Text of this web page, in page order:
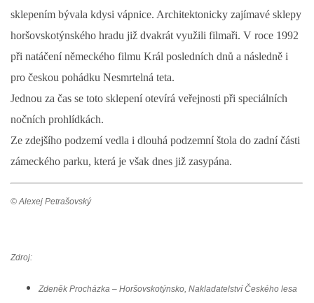
Kontakt:
tel. 773 916 275
info@domdej.cz
--------------------------------------------------------------
Tento projekt je realizován za finanční podpory
města Domažlice.
© 2026 eStránky.cz
sklepením bývala kdysi vápnice. Architektonicky zajímavé sklepy
horšovskotýnského hradu již dvakrát využili filmaři. V roce 1992
při natáčení německého filmu Král posledních dnů a následně i
pro českou pohádku Nesmrtelná teta.
Jednou za čas se toto sklepení otevírá veřejnosti při speciálních
nočních prohlídkách.
Ze zdejšího podzemí vedla i dlouhá podzemní štola do zadní části
zámeckého parku, která je však dnes již zasypána.
© Alexej Petrašovský
Zdroj:
Zdeněk Procházka – Horšovskotýnsko, Nakladatelství Českého lesa